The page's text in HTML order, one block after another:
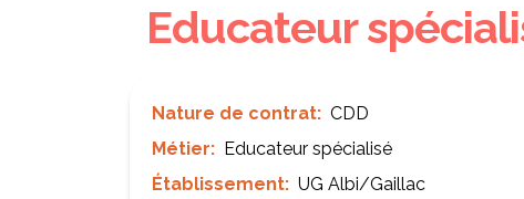
here
Educateur
Nature de contrat
CDD
Métier
Educateur spécialisé
Établissement
UG Albi/Gaillac